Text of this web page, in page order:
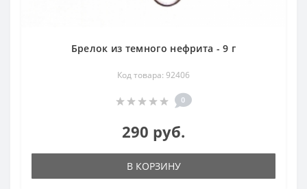
Брелок из темного нефрита - 9 г
Код товара: 92406
0
290 руб.
В КОРЗИНУ